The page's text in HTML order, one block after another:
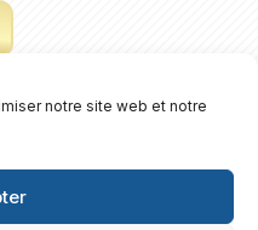
notre site web et notre
par